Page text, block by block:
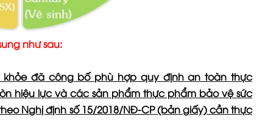
như sau:
đã công bố phù hợp quy định an toàn thực
hiệu lực và các sản phẩm thực phẩm bảo vệ sức
Nghị định số 15/2018/NĐ-CP (bản giấy) cần thực